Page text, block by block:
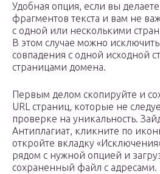
Удобная опция, если вы
фрагментов текста и вам не
с одной или несколькими
В этом случае можно
совпадения с одной исходной
страницами домена.
Первым делом скопируйте и
URL страниц, которые не
проверке на уникальность.
Антиплагиат, кликните по
откройте вкладку
рядом с нужной опцией и
сохраненный файл с адресами.